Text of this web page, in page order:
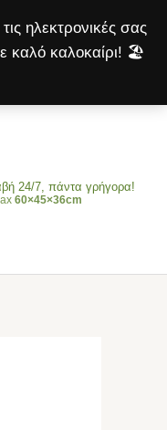
ηλεκτρονικές σας
καλό καλοκαίρι! 🏖️
24/7, πάντα γρήγορα!
60×45×36cm